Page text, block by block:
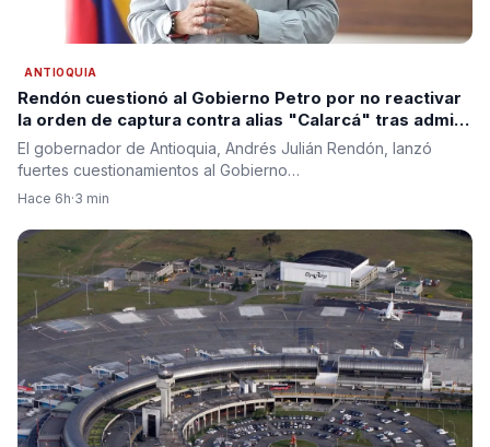
ANTIOQUIA
Rendón cuestionó al Gobierno Petro por no reactivar
la orden de captura contra alias "Calarcá" tras admitir
fracaso del proceso de paz
El gobernador de Antioquia, Andrés Julián Rendón, lanzó
fuertes cuestionamientos al Gobierno…
Hace 6h·3 min